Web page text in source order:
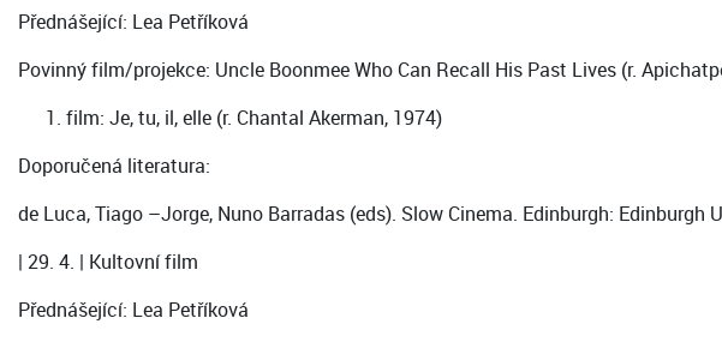
Přednášející: Lea Petříková
Povinný film/projekce: Uncle Boonmee Who Can Recall His Past Lives (r.
film: Je, tu, il, elle (r. Chantal Akerman, 1974)
Doporučená literatura:
de Luca, Tiago –Jorge, Nuno Barradas (eds). Slow Cinema. Edinburgh: Edinburgh
| 29. 4. | Kultovní film
Přednášející: Lea Petříková